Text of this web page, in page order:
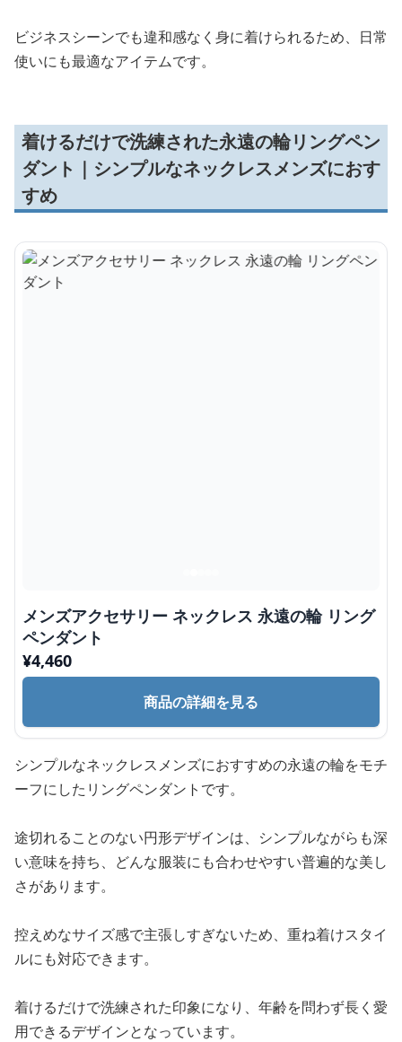
ビジネスシーンでも違和感なく身に着けられるため、日常
使いにも最適なアイテムです。
着けるだけで洗練された永遠の輪リングペン
ダント｜シンプルなネックレスメンズにおす
すめ
メンズアクセサリー ネックレス 永遠の輪 リング
ペンダント
¥4,460
商品の詳細を見る
シンプルなネックレスメンズにおすすめの永遠の輪をモチ
ーフにしたリングペンダントです。
途切れることのない円形デザインは、シンプルながらも深
い意味を持ち、どんな服装にも合わせやすい普遍的な美し
さがあります。
控えめなサイズ感で主張しすぎないため、重ね着けスタイ
ルにも対応できます。
着けるだけで洗練された印象になり、年齢を問わず長く愛
用できるデザインとなっています。